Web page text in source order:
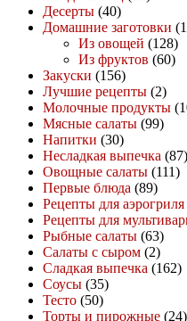
Десерты (40)
Домашние заготовки
Из овощей (128)
Из фруктов (60)
Закуски (156)
Лучшие рецепты (2)
Молочные продукты
Мясные салаты (99)
Напитки (30)
Несладкая выпечка (87)
Овощные салаты (111)
Первые блюда (89)
Рецепты для аэрогриля
Рецепты для
Рыбные салаты (63)
Салаты с сыром (2)
Сладкая выпечка (162)
Соусы (35)
Тесто (50)
Торты и пирожные (24)